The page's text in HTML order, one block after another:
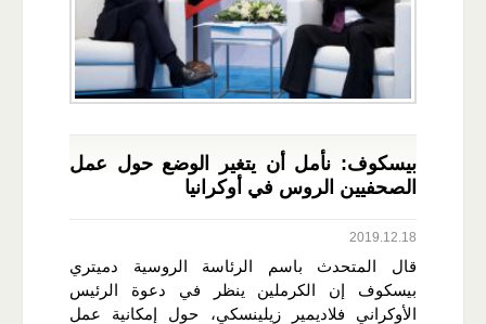
بيسكوف: نأمل أن يتغير الوضع حول عمل
الصحفيين الروس في أوكرانيا
2019.12.18
قال المتحدث باسم الرئاسة الروسية دميتري
بيسكوف إن الكرملين ينظر في دعوة الرئيس
الأوكراني فلاديمير زيلينسكي، حول إمكانية عمل